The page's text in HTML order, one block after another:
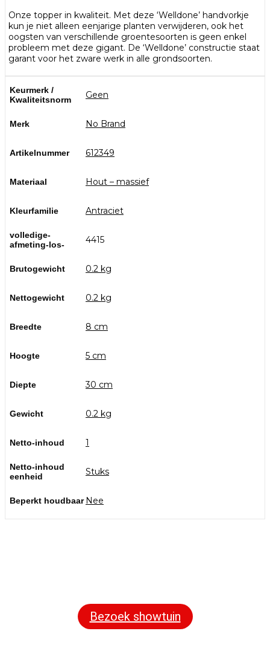
Onze topper in kwaliteit. Met deze ‘Welldone’ handvorkje
kun je niet alleen eenjarige planten verwijderen, ook het
oogsten van verschillende groentesoorten is geen enkel
probleem met deze gigant. De ‘Welldone’ constructie staat
garant voor het zware werk in alle grondsoorten.
Keurmerk /
Kwaliteitsnorm
Geen
Merk No Brand
Artikelnummer 612349
Materiaal Hout – massief
Kleurfamilie Antraciet
volledige-
afmeting-los-
4415
Brutogewicht 0.2 kg
Nettogewicht 0.2 kg
Breedte 8 cm
Hoogte 5 cm
Diepte 30 cm
Gewicht 0.2 kg
Netto-inhoud 1
Netto-inhoud
eenheid
Stuks
Beperkt houdbaar Nee
Bezoek showtuin